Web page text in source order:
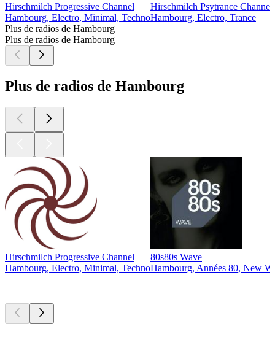
Hirschmilch Progressive Channel
Hambourg, Electro, Minimal, Techno
Hirschmilch Psytrance Channel
Hambourg, Electro, Trance
Plus de radios de Hambourg
Plus de radios de Hambourg
Plus de radios de Hambourg
Hirschmilch Progressive Channel
Hambourg, Electro, Minimal, Techno
80s80s Wave
Hambourg, Années 80, New